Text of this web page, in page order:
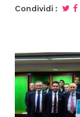
Condividi